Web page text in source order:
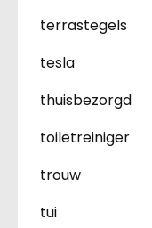
terrastegels
tesla
thuisbezorgd
toiletreiniger
trouw
tui